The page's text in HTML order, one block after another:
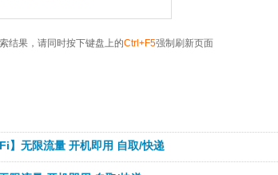
结果，请同时按下键盘上的Ctrl+F5强制刷新页面
】无限流量 开机即用 自取/快递